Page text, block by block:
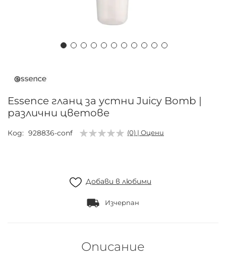
началото
галерия
със
снимки
Essence гланц за устни Juicy Bomb |
различни цветове
Код 928836-conf (0) | Оцени
Добави в любими
Изчерпан
Описание